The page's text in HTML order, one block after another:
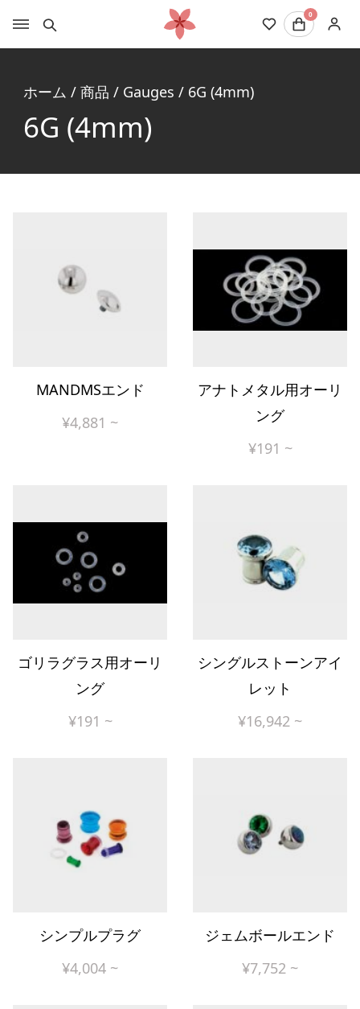
0
ホーム / 商品 / Gauges / 6G (4mm)
6G (4mm)
MANDMSエンド
¥4,881 ~
アナトメタル用オーリ
ング
¥191 ~
ゴリラグラス用オーリ
ング
¥191 ~
シングルストーンアイ
レット
¥16,942 ~
シンプルプラグ
¥4,004 ~
ジェムボールエンド
¥7,752 ~